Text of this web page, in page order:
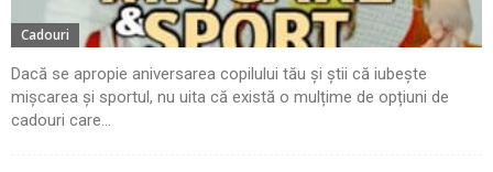
Cadouri
Dacă se apropie aniversarea copilului tău și știi că iubește
mișcarea și sportul, nu uita că există o mulțime de opțiuni de
cadouri care...